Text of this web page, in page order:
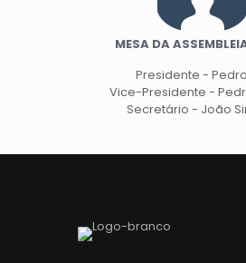
MESA DA
Presidente -
Vice-Presidente -
Secretário - João